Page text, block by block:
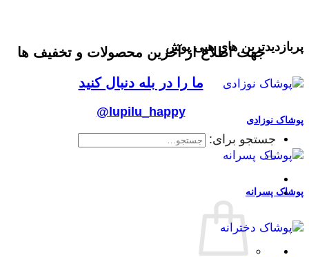
جهت اطلاع از آخرین محصولات و تخفیف ها
ما را در بله دنبال کنید
@lupilu_happy
جستجو برای:
پربازدیدترین های هپی پوش
پوشاک نوزادی
پوشاک پسرانه